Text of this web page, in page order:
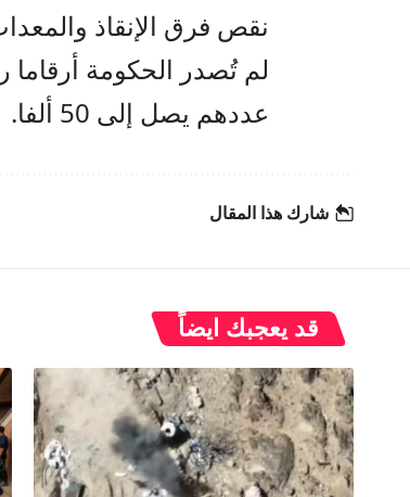
نقص فرق الإنقاذ
لم تُصدر الحكومة
عددهم يصل إلى 50 ألفا.
شارك هذا المقال
قد يعجبك ايضاً